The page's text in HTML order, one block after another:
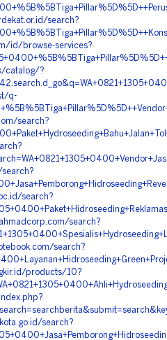
search?
id/browse-services?
catalog/?
q-
search?
search?
search?
search?
products/10?
search?